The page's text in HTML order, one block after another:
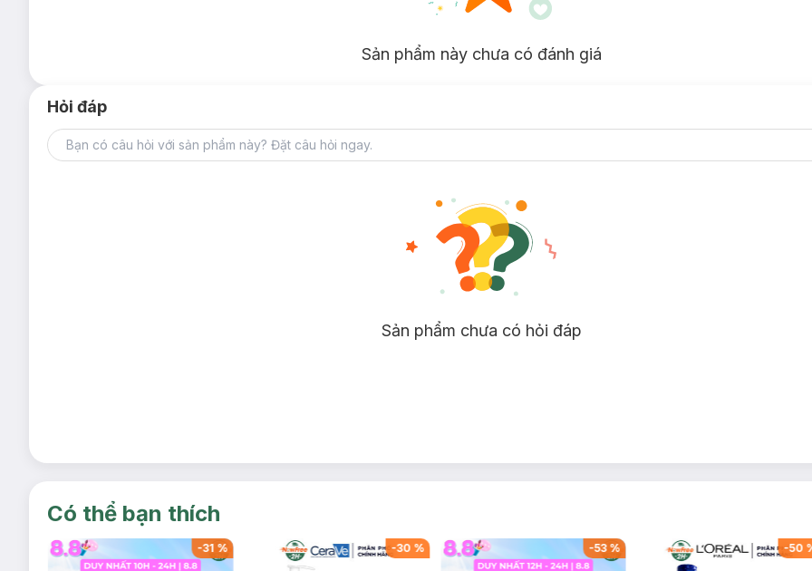
Sản phẩm này chưa có đánh giá
Hỏi đáp
Sản phẩm chưa có hỏi đáp
Có thể bạn thích
-31 % -30 % -53% -50